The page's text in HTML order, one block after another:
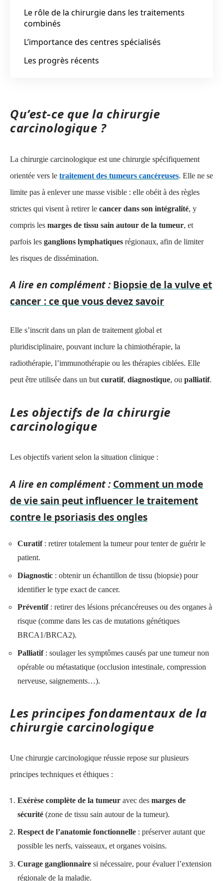
Le rôle de la chirurgie dans les traitements
combinés
L’importance des centres spécialisés
Les progrès récents
Qu’est-ce que la chirurgie
carcinologique ?
La chirurgie carcinologique est une chirurgie spécifiquement
orientée vers le traitement des tumeurs cancéreuses. Elle ne se
limite pas à enlever une masse visible : elle obéit à des règles
strictes qui visent à retirer le cancer dans son intégralité, y
compris les marges de tissu sain autour de la tumeur, et
parfois les ganglions lymphatiques régionaux, afin de limiter
les risques de dissémination.
A lire en complément : Biopsie de la vulve et
cancer : ce que vous devez savoir
Elle s’inscrit dans un plan de traitement global et
pluridisciplinaire, pouvant inclure la chimiothérapie, la
radiothérapie, l’immunothérapie ou les thérapies ciblées. Elle
peut être utilisée dans un but curatif, diagnostique, ou palliatif.
Les objectifs de la chirurgie
carcinologique
Les objectifs varient selon la situation clinique :
A lire en complément : Comment un mode
de vie sain peut influencer le traitement
contre le psoriasis des ongles
Curatif: retirer totalement la tumeur pour tenter de guérir le
patient.
Diagnostic : obtenir un échantillon de tissu (biopsie) pour
identifier le type exact de cancer.
Préventif: retirer des lésions précancéreuses ou des organes à
risque (comme dans les cas de mutations génétiques
BRCA1/BRCA2).
Palliatif: soulager les symptômes causés par une tumeur non
opérable ou métastatique (occlusion intestinale, compression
nerveuse, saignements…).
Les principes fondamentaux de la
chirurgie carcinologique
Une chirurgie carcinologique réussie repose sur plusieurs
principes techniques et éthiques :
Exérèse complète de la tumeur avec des marges de
sécurité (zone de tissu sain autour de la tumeur).
Respect de l’anatomie fonctionnelle : préserver autant que
possible les nerfs, vaisseaux, et organes voisins.
Curage ganglionnaire si nécessaire, pour évaluer l’extension
régionale de la maladie.